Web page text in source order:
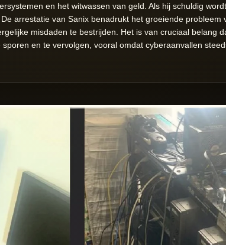
en het witwassen van geld. Als hij schuldig
arrestatie van Sanix benadrukt het groeiende probleem
misdaden te bestrijden. Het is van cruciaal belang
en te vervolgen, vooral omdat cyberaanvallen